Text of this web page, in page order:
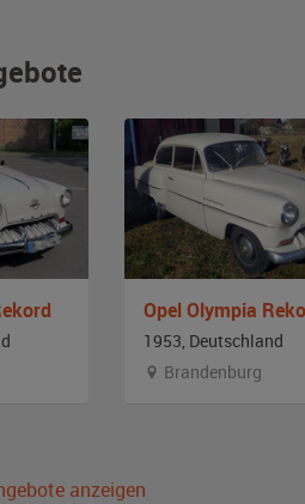
Opel Olympia
1953, Deutschland
Brandenburg
anzeigen